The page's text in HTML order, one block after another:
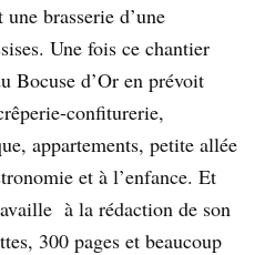
brasserie d’une
Une fois ce chantier
Bocuse d’Or en prévoit
confiturerie,
appartements, petite allée
et à l’enfance. Et
à la rédaction de son
300 pages et beaucoup